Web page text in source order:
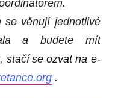
se věnují jednotlivé
a budete mít
stačí se ozvat na e-
.